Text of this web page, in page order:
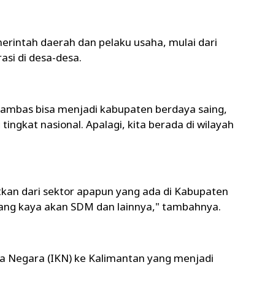
daerah dan pelaku usaha, mulai dari
di desa-desa.
bisa menjadi kabupaten berdaya saing,
nasional. Apalagi, kita berada di wilayah
dari sektor apapun yang ada di Kabupaten
kaya akan SDM dan lainnya," tambahnya.
(IKN) ke Kalimantan yang menjadi